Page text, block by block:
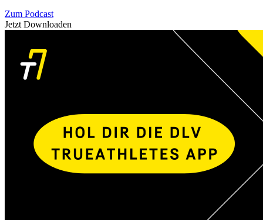
Zum Podcast
Jetzt Downloaden